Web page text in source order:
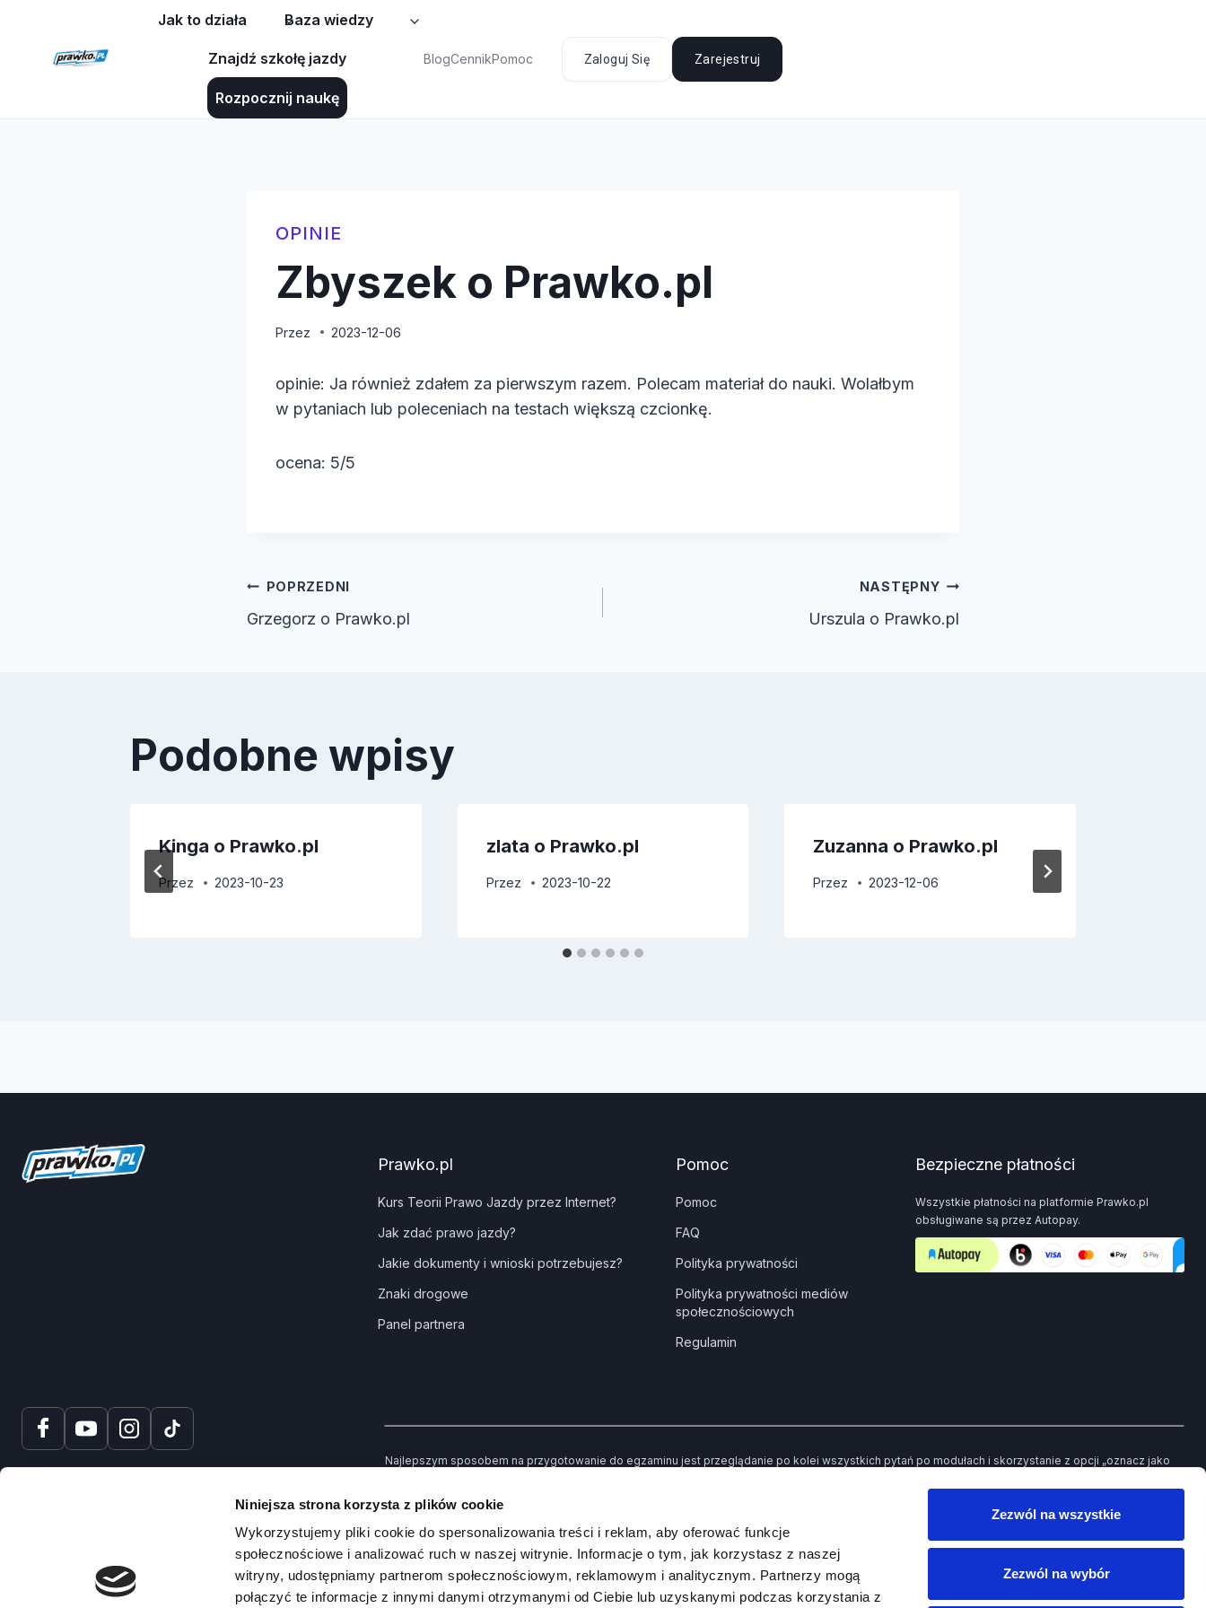
Niniejsza strona korzysta z plików cookie
Wykorzystujemy pliki cookie do spersonalizowania treści i reklam, aby oferować funkcje
społecznościowe i analizować ruch w naszej witrynie. Informacje o tym, jak korzystasz z naszej
witryny, udostępniamy partnerom społecznościowym, reklamowym i analitycznym. Partnerzy mogą
połączyć te informacje z innymi danymi otrzymanymi od Ciebie lub uzyskanymi podczas korzystania z
Zezwól na wszystkie
Zezwól na wybór
Jak to działa Baza wiedzy
Znajdź szkołę jazdy
Rozpocznij naukę
BlogCennikPomoc Zaloguj Się Zarejestruj
OPINIE
Zbyszek o Prawko.pl
Przez 2023-12-06
opinie: Ja również zdałem za pierwszym razem. Polecam materiał do nauki. Wolałbym
w pytaniach lub poleceniach na testach większą czcionkę.
ocena: 5/5
Nawigacja
POPRZEDNI
Grzegorz o Prawko.pl
NASTĘPNY
Urszula o Prawko.pl
Podobne wpisy
Kinga o Prawko.pl
Przez 2023-10-23
zlata o Prawko.pl
Przez 2023-10-22
Zuzanna o Prawko.pl
Przez 2023-12-06
Prawko.pl
Kurs Teorii Prawo Jazdy przez Internet?
Jak zdać prawo jazdy?
Jakie dokumenty i wnioski potrzebujesz?
Znaki drogowe
Panel partnera
Pomoc
Pomoc
FAQ
Polityka prywatności
Polityka prywatności mediów
społecznościowych
Regulamin
Bezpieczne płatności
Wszystkie płatności na platformie Prawko.pl
obsługiwane są przez Autopay.
Najlepszym sposobem na przygotowanie do egzaminu jest przeglądanie po kolei wszystkich pytań po modułach i skorzystanie z opcji „oznacz jako